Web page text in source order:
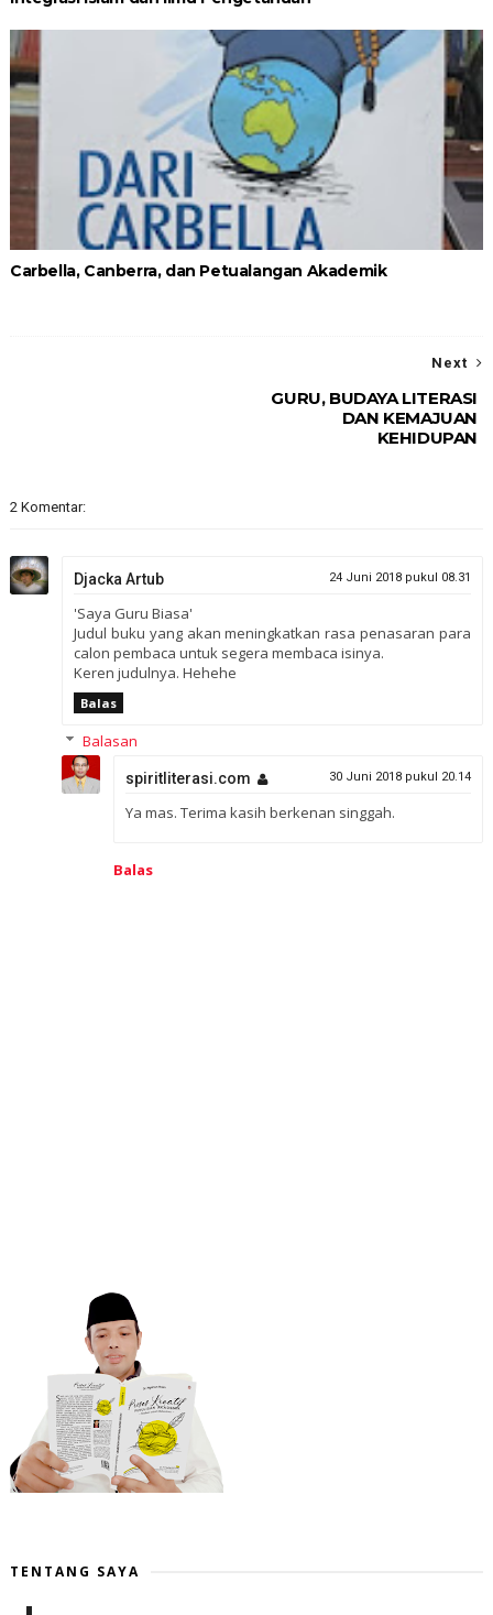
Carbella, Canberra, dan Petualangan Akademik
Next
GURU, BUDAYA LITERASI
DAN KEMAJUAN
KEHIDUPAN
2 Komentar:
Djacka Artub 24 Juni 2018 pukul 08.31
'Saya Guru Biasa'
Judul buku yang akan meningkatkan rasa penasaran para
calon pembaca untuk segera membaca isinya.
Keren judulnya. Hehehe
Balas
Balasan
spiritliterasi.com 30 Juni 2018 pukul 20.14
Ya mas. Terima kasih berkenan singgah.
Balas
TENTANG SAYA